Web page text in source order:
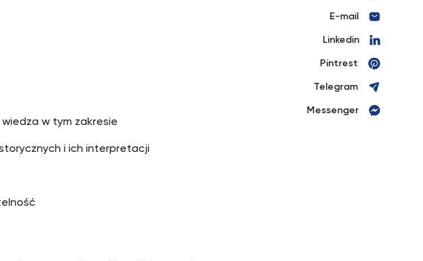
w tym zakresie
i ich interpretacji
E-mail
Linkedin
Pintrest
Telegram
Messenger